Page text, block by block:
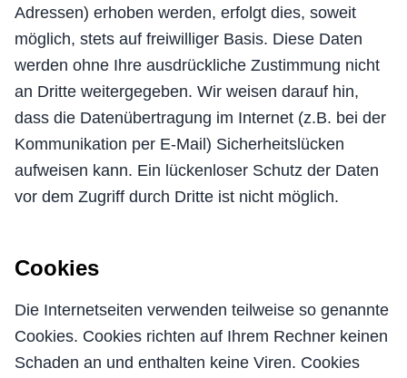
Adressen) erhoben werden, erfolgt dies, soweit
möglich, stets auf freiwilliger Basis. Diese Daten
werden ohne Ihre ausdrückliche Zustimmung nicht
an Dritte weitergegeben. Wir weisen darauf hin,
dass die Datenübertragung im Internet (z.B. bei der
Kommunikation per E-Mail) Sicherheitslücken
aufweisen kann. Ein lückenloser Schutz der Daten
vor dem Zugriff durch Dritte ist nicht möglich.
Cookies
Die Internetseiten verwenden teilweise so genannte
Cookies. Cookies richten auf Ihrem Rechner keinen
Schaden an und enthalten keine Viren. Cookies